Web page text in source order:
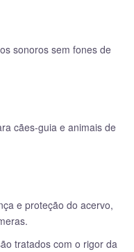
sonoros sem fones de
cães-guia e animais de
e proteção do acervo,
tratados com o rigor da